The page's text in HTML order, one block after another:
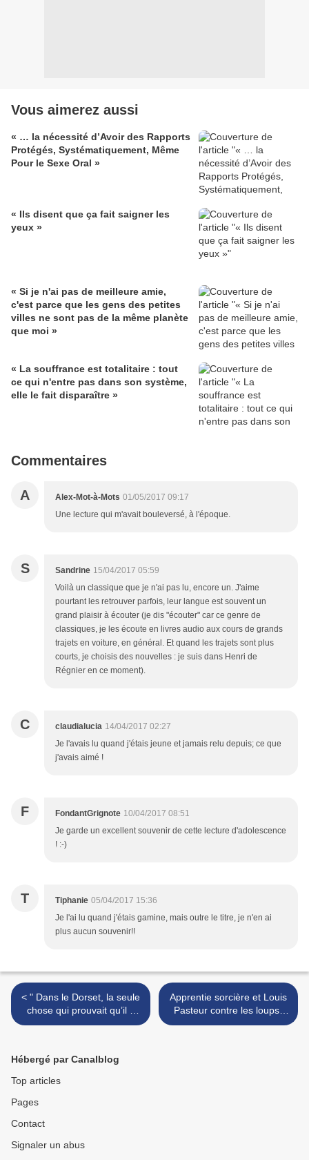
Vous aimerez aussi
« … la nécessité d’Avoir des Rapports
Protégés, Systématiquement, Même
Pour le Sexe Oral »
« Ils disent que ça fait saigner les
yeux »
« Si je n'ai pas de meilleure amie,
c'est parce que les gens des petites
villes ne sont pas de la même planète
que moi »
« La souffrance est totalitaire : tout
ce qui n'entre pas dans son système,
elle le fait disparaître »
Commentaires
A Alex-Mot-à-Mots 01/05/2017 09:17
Une lecture qui m'avait bouleversé, à l'époque.
S Sandrine 15/04/2017 05:59
Voilà un classique que je n'ai pas lu, encore un. J'aime
pourtant les retrouver parfois, leur langue est souvent un
grand plaisir à écouter (je dis "écouter" car ce genre de
classiques, je les écoute en livres audio aux cours de grands
trajets en voiture, en général. Et quand les trajets sont plus
courts, je choisis des nouvelles : je suis dans Henri de
Régnier en ce moment).
C claudialucia 14/04/2017 02:27
Je l'avais lu quand j'étais jeune et jamais relu depuis; ce que
j'avais aimé !
F FondantGrignote 10/04/2017 08:51
Je garde un excellent souvenir de cette lecture d'adolescence
! :-)
T Tiphanie 05/04/2017 15:36
Je l'ai lu quand j'étais gamine, mais outre le titre, je n'en ai
plus aucun souvenir!!
< " Dans le Dorset, la seule
chose qui prouvait qu’il y
avait la guerre, c’étaient les
Apprentie sorcière et Louis
Pasteur contre les loups-
garous >
Hébergé par Canalblog
Top articles
Pages
Contact
Signaler un abus